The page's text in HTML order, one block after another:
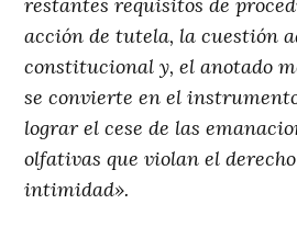
restantes requisitos de
acción de tutela, la cuestión
constitucional y, el anotado
se convierte en el
lograr el cese de las
olfativas que violan el
intimidad».